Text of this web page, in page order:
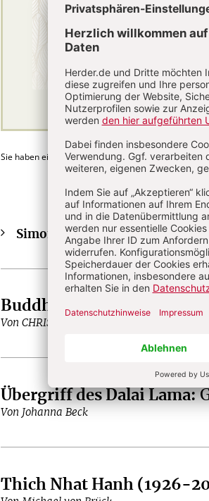
Sie haben ein Abonnement?Anmelden
Simon Lukas ist Redakteur bei
Buddhismus: Friedenslauf
Von CHRIST IN DER GEGENWART
Übergriff des Dalai Lama:
Von Johanna Beck
Thich Nhat Hanh (1926-